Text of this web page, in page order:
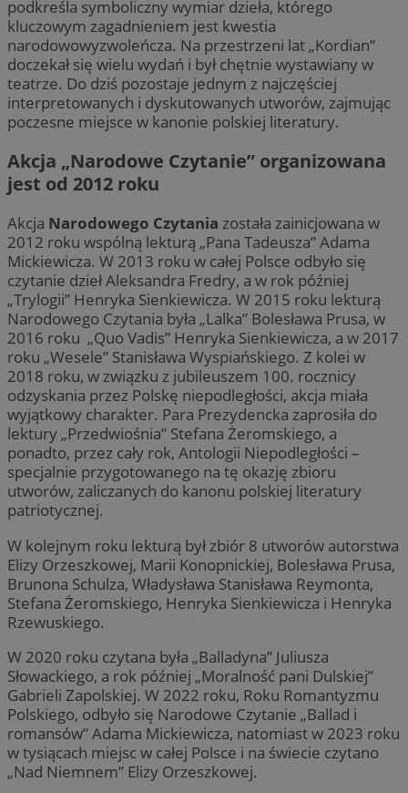
podkreśla symboliczny wymiar dzieła, którego
kluczowym zagadnieniem jest kwestia
narodowowyzwoleńcza. Na przestrzeni lat „Kordian”
doczekał się wielu wydań i był chętnie wystawiany w
teatrze. Do dziś pozostaje jednym z najczęściej
interpretowanych i dyskutowanych utworów, zajmując
poczesne miejsce w kanonie polskiej literatury.
Akcja „Narodowe Czytanie” organizowana
jest od 2012 roku
Akcja Narodowego Czytania została zainicjowana w
2012 roku wspólną lekturą „Pana Tadeusza” Adama
Mickiewicza. W 2013 roku w całej Polsce odbyło się
czytanie dzieł Aleksandra Fredry, a w rok później
„Trylogii” Henryka Sienkiewicza. W 2015 roku lekturą
Narodowego Czytania była „Lalka” Bolesława Prusa, w
2016 roku „Quo Vadis” Henryka Sienkiewicza, a w 2017
roku „Wesele” Stanisława Wyspiańskiego. Z kolei w
2018 roku, w związku z jubileuszem 100. rocznicy
odzyskania przez Polskę niepodległości, akcja miała
wyjątkowy charakter. Para Prezydencka zaprosiła do
lektury „Przedwiośnia” Stefana Żeromskiego, a
ponadto, przez cały rok, Antologii Niepodległości –
specjalnie przygotowanego na tę okazję zbioru
utworów, zaliczanych do kanonu polskiej literatury
patriotycznej.
W kolejnym roku lekturą był zbiór 8 utworów autorstwa
Elizy Orzeszkowej, Marii Konopnickiej, Bolesława Prusa,
Brunona Schulza, Władysława Stanisława Reymonta,
Stefana Żeromskiego, Henryka Sienkiewicza i Henryka
Rzewuskiego.
W 2020 roku czytana była „Balladyna” Juliusza
Słowackiego, a rok później „Moralność pani Dulskiej”
Gabrieli Zapolskiej. W 2022 roku, Roku Romantyzmu
Polskiego, odbyło się Narodowe Czytanie „Ballad i
romansów” Adama Mickiewicza, natomiast w 2023 roku
w tysiącach miejsc w całej Polsce i na świecie czytano
„Nad Niemnem” Elizy Orzeszkowej.